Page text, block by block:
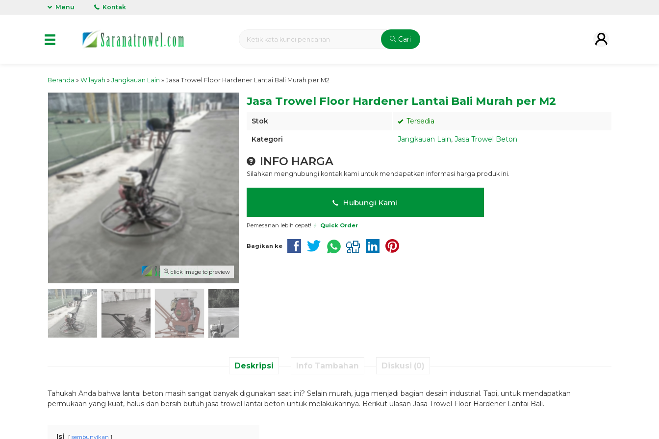
Menu Kontak
Cari
Beranda » Wilayah » Jangkauan Lain » Jasa Trowel Floor Hardener Lantai Bali Murah per M2
click image to preview
Jasa Trowel Floor Hardener Lantai Bali Murah per M2
Stok Tersedia
Kategori Jangkauan Lain, Jasa Trowel Beton
INFO HARGA
Silahkan menghubungi kontak kami untuk mendapatkan informasi harga produk ini.
Hubungi Kami
Pemesanan lebih cepat! Quick Order
Bagikan ke
Deskripsi Info Tambahan Diskusi (0)
Tahukah Anda bahwa lantai beton masih sangat banyak digunakan saat ini? Selain murah, juga menjadi bagian desain industrial. Tapi, untuk mendapatkan
permukaan yang kuat, halus dan bersih butuh jasa trowel lantai beton untuk melakukannya. Berikut ulasan Jasa Trowel Floor Hardener Lantai Bali.
Isi sembunyikan